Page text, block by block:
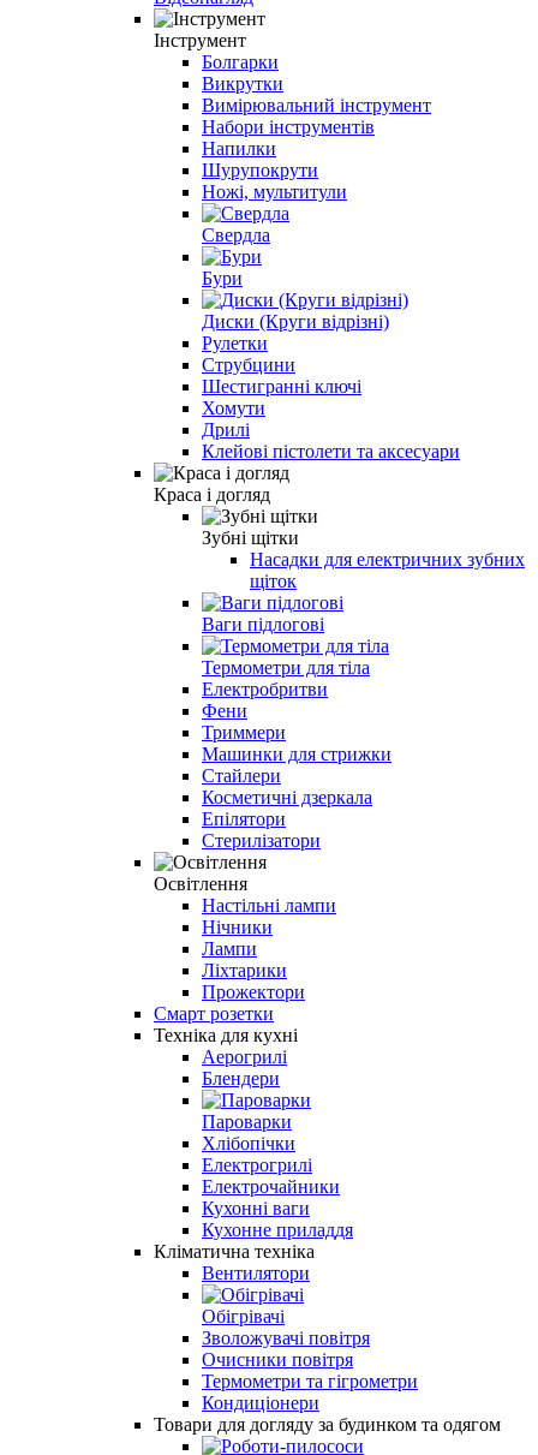
Інструмент
Болгарки
Викрутки
Вимірювальний інструмент
Набори інструментів
Напилки
Шурупокрути
Ножі, мультитули
Свердла
Бури
Диски (Круги відрізні)
Рулетки
Струбцини
Шестигранні ключі
Хомути
Дрилі
Клейові пістолети та аксесуари
Краса і догляд
Зубні щітки
Насадки для електричних зубних
щіток
Ваги підлогові
Термометри для тіла
Електробритви
Фени
Триммери
Машинки для стрижки
Стайлери
Косметичні дзеркала
Епілятори
Стерилізатори
Освітлення
Настільні лампи
Нічники
Лампи
Ліхтарики
Прожектори
Смарт розетки
Техніка для кухні
Аерогрилі
Блендери
Пароварки
Хлібопічки
Електрогрилі
Електрочайники
Кухонні ваги
Кухонне приладдя
Кліматична техніка
Вентилятори
Обігрівачі
Зволожувачі повітря
Очисники повітря
Термометри та гігрометри
Кондиціонери
Товари для догляду за будинком та одягом